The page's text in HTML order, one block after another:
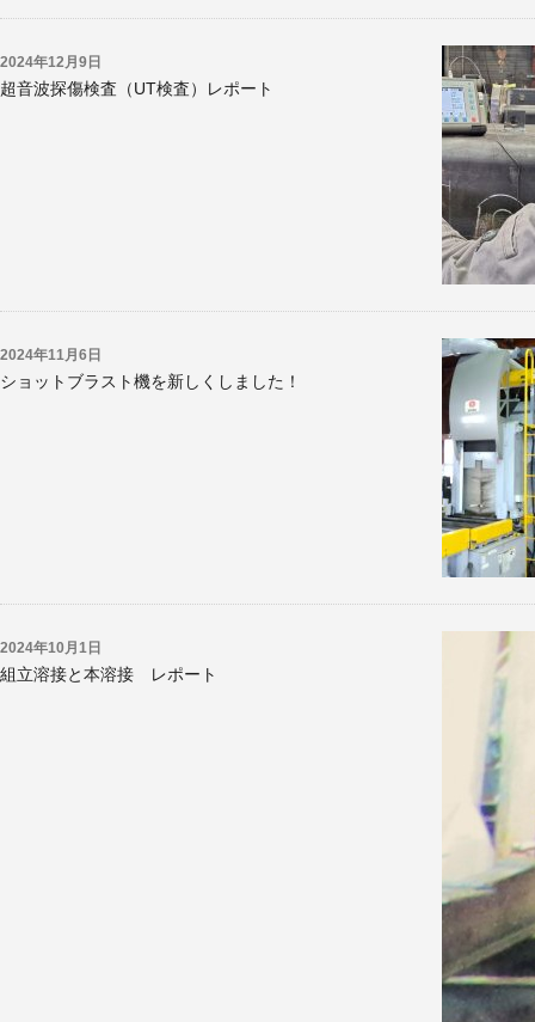
2024年12月9日
超音波探傷検査（UT検査）レポート
2024年11月6日
ショットブラスト機を新しくしました！
2024年10月1日
組立溶接と本溶接 レポート